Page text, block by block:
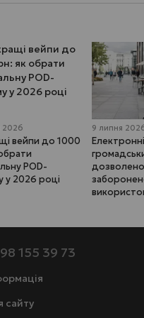
2026
вейпи до 1000
POD-
у 2026 році
9 липня
155 39 73
сайту